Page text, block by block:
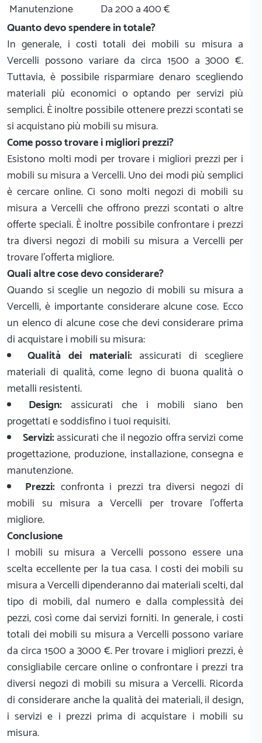
Manutenzione
Da 200 a 400 €
Quanto devo spendere in totale?
In generale, i costi totali dei mobili su misura a
Vercelli possono variare da circa 1500 a 3000 €.
Tuttavia, è possibile risparmiare denaro scegliendo
materiali più economici o optando per servizi più
semplici. È inoltre possibile ottenere prezzi scontati se
si acquistano più mobili su misura.
Come posso trovare i migliori prezzi?
Esistono molti modi per trovare i migliori prezzi per i
mobili su misura a Vercelli. Uno dei modi più semplici
è cercare online. Ci sono molti negozi di mobili su
misura a Vercelli che offrono prezzi scontati o altre
offerte speciali. È inoltre possibile confrontare i prezzi
tra diversi negozi di mobili su misura a Vercelli per
trovare l'offerta migliore.
Quali altre cose devo considerare?
Quando si sceglie un negozio di mobili su misura a
Vercelli, è importante considerare alcune cose. Ecco
un elenco di alcune cose che devi considerare prima
di acquistare i mobili su misura:
Qualità dei materiali:assicurati di scegliere
materiali di qualità, come legno di buona qualità o
metalli resistenti.
Design: assicurati che i mobili siano ben
progettati e soddisfino i tuoi requisiti.
Servizi:assicurati che il negozio offra servizi come
progettazione, produzione, installazione, consegna e
manutenzione.
Prezzi: confronta i prezzi tra diversi negozi di
mobili su misura a Vercelli per trovare l'offerta
migliore.
Conclusione
I mobili su misura a Vercelli possono essere una
scelta eccellente per la tua casa. I costi dei mobili su
misura a Vercelli dipenderanno dai materiali scelti, dal
tipo di mobili, dal numero e dalla complessità dei
pezzi, così come dai servizi forniti. In generale, i costi
totali dei mobili su misura a Vercelli possono variare
da circa 1500 a 3000 €. Per trovare i migliori prezzi, è
consigliabile cercare online o confrontare i prezzi tra
diversi negozi di mobili su misura a Vercelli. Ricorda
di considerare anche la qualità dei materiali, il design,
i servizi e i prezzi prima di acquistare i mobili su
misura.